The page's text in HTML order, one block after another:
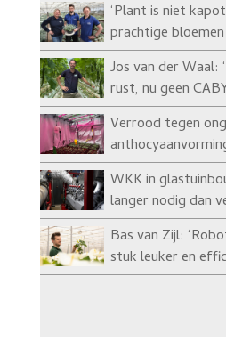
‘Plant is niet
prachtige bloemen
Jos van der Waal:
rust, nu geen
Verrood tegen
WKK in
langer nodig dan
Bas van Zijl:
stuk leuker en